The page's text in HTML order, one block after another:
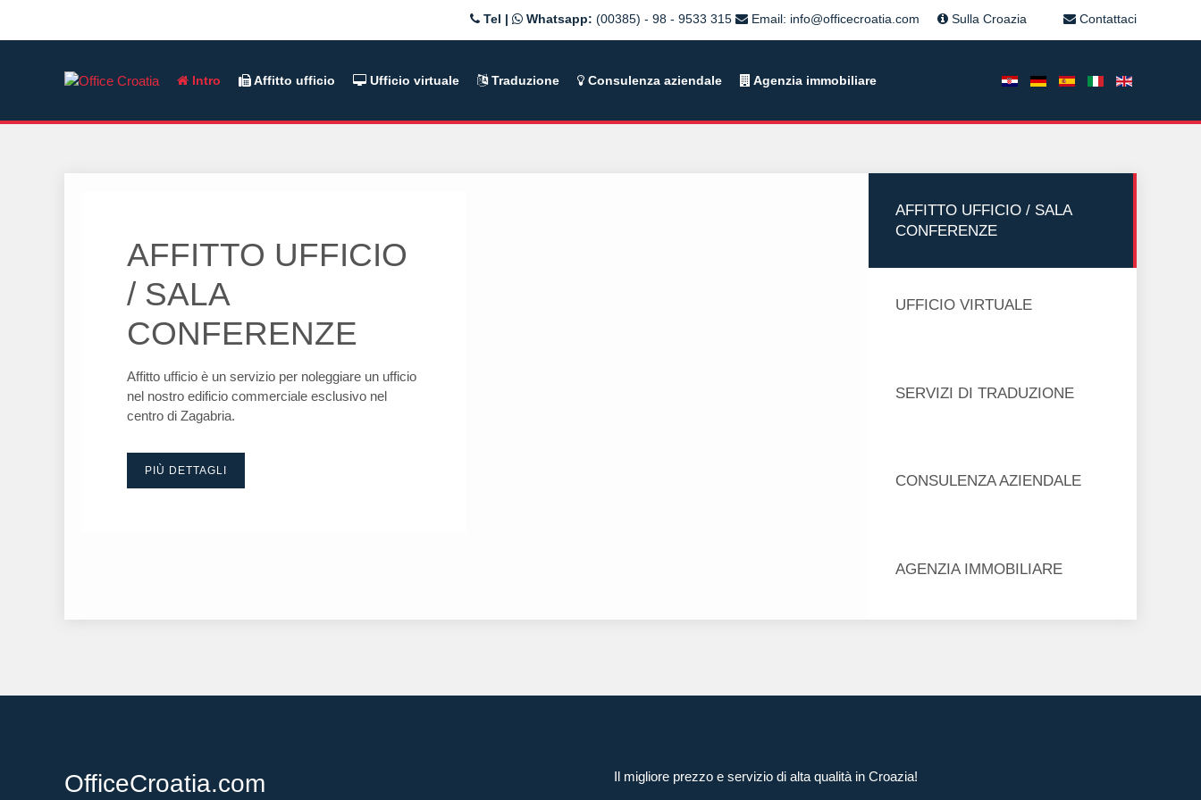
Tel | Whatsapp: (00385) - 98 - 9533 315 Email: info@officecroatia.com Sulla Croazia Contattaci
Intro Affitto ufficio Ufficio virtuale Traduzione Consulenza aziendale Agenzia immobiliare
AFFITTO UFFICIO / SALA
CONFERENZE
UFFICIO VIRTUALE
SERVIZI DI TRADUZIONE
CONSULENZA AZIENDALE
AGENZIA IMMOBILIARE
AFFITTO UFFICIO
/ SALA
CONFERENZE
Affitto ufficio è un servizio per noleggiare un ufficio
nel nostro edificio commerciale esclusivo nel
centro di Zagabria.
PIÙ DETTAGLI
OfficeCroatia.com Il migliore prezzo e servizio di alta qualità in Croazia!